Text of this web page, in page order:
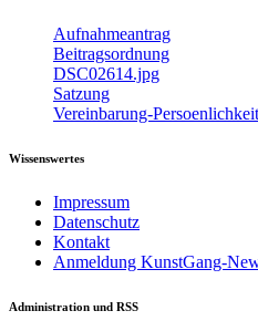
Aufnahmeantrag
Beitragsordnung
DSC02614.jpg
Satzung
Vereinbarung-
Wissenswertes
Impressum
Datenschutz
Kontakt
Anmeldung KunstGang-
Administration und RSS